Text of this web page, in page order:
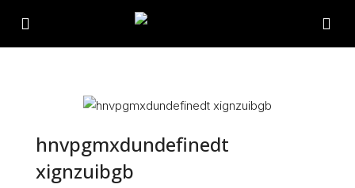
hnvpgmxdundefinedt
xignzuibgb